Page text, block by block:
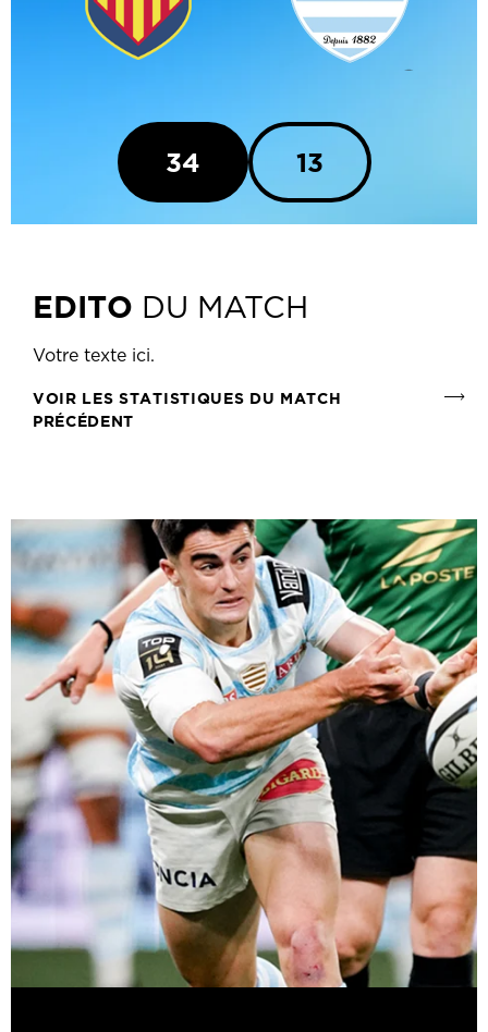
34 13
EDITO DU MATCH
Votre texte ici.
VOIR LES STATISTIQUES DU MATCH
PRÉCÉDENT